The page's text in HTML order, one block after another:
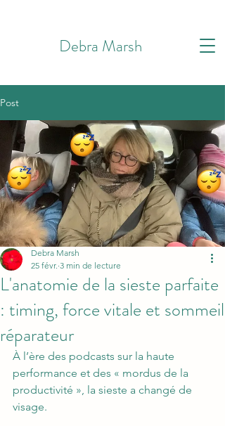
Debra Marsh
Post
L'anatomie de la sieste parfaite
: timing, force vitale et sommeil
réparateur
Debra Marsh
25 févr. 3 min de lecture
À l’ère des podcasts sur la haute
performance et des « mordus de la
productivité », la sieste a changé de
visage.